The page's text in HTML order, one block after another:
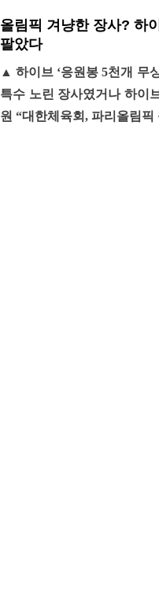
올림픽 겨냥한 장사? 하
팔았다
▲ 하이브 ‘응원봉 5천개 무
특수 노린 장사였거나 하이
원 “대한체육회, 파리올림